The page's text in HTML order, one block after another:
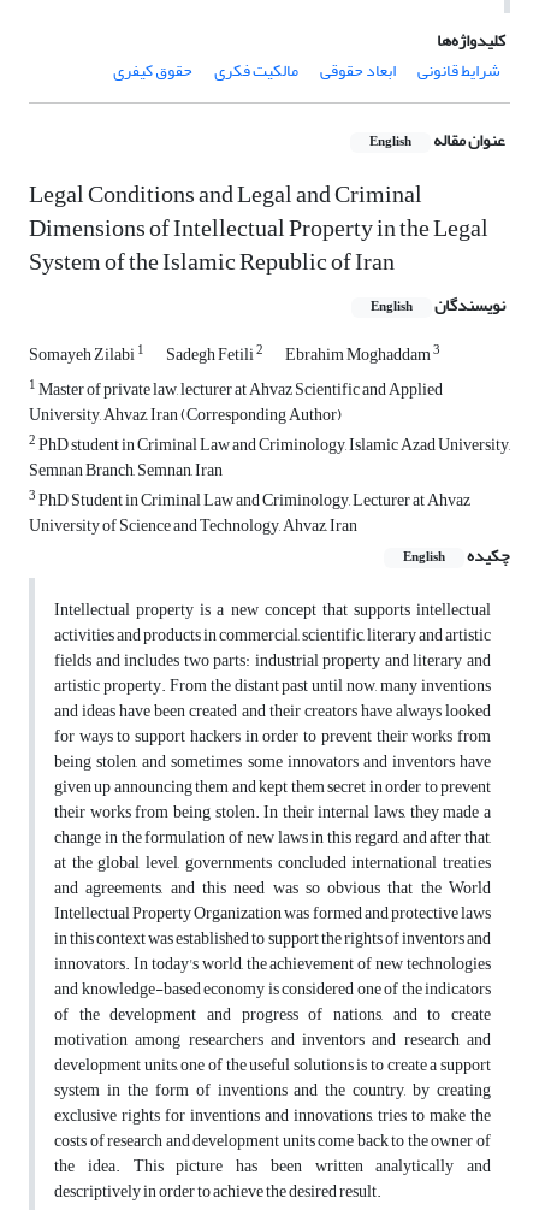
کلیدواژه‌ها
شرایط قانونی
ابعاد حقوقی مالکیت فکری حقوق کیفری
عنوان مقاله English
Legal Conditions and Legal and Criminal
Dimensions of Intellectual Property in the Legal
System of the Islamic Republic of Iran
نویسندگان English
Somayeh Zilabi1 Sadegh Fetili2 Ebrahim Moghaddam3
1Master of private law, lecturer at Ahvaz Scientific and Applied
University, Ahvaz, Iran (Corresponding Author)
2PhD student in Criminal Law and Criminology, Islamic Azad University,
Semnan Branch, Semnan, Iran
3PhD Student in Criminal Law and Criminology, Lecturer at Ahvaz
University of Science and Technology, Ahvaz, Iran
چکیده
English
Intellectual property is a new concept that supports intellectual
activities and products in commercial, scientific, literary and artistic
fields and includes two parts: industrial property and literary and
artistic property. From the distant past until now, many inventions
and ideas have been created and their creators have always looked
for ways to support hackers in order to prevent their works from
being stolen, and sometimes some innovators and inventors have
given up announcing them and kept them secret in order to prevent
their works from being stolen. In their internal laws, they made a
change in the formulation of new laws in this regard, and after that,
at the global level, governments concluded international treaties
and agreements, and this need was so obvious that the World
Intellectual Property Organization was formed and protective laws
in this context was established to support the rights of inventors and
innovators. In today's world, the achievement of new technologies
and knowledge-based economy is considered one of the indicators
of the development and progress of nations, and to create
motivation among researchers and inventors and research and
development units, one of the useful solutions is to create a support
system in the form of inventions and the country, by creating
exclusive rights for inventions and innovations, tries to make the
costs of research and development units come back to the owner of
the idea. This picture has been written analytically and
descriptively in order to achieve the desired result.